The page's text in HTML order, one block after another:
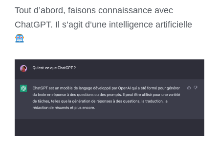
Tout d’abord, faisons connaissance avec
ChatGPT. Il s’agit d’une intelligence artificielle